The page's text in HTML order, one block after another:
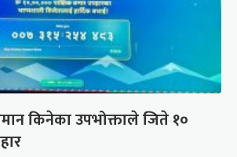
किनेका उपभोक्ताले जिते १०